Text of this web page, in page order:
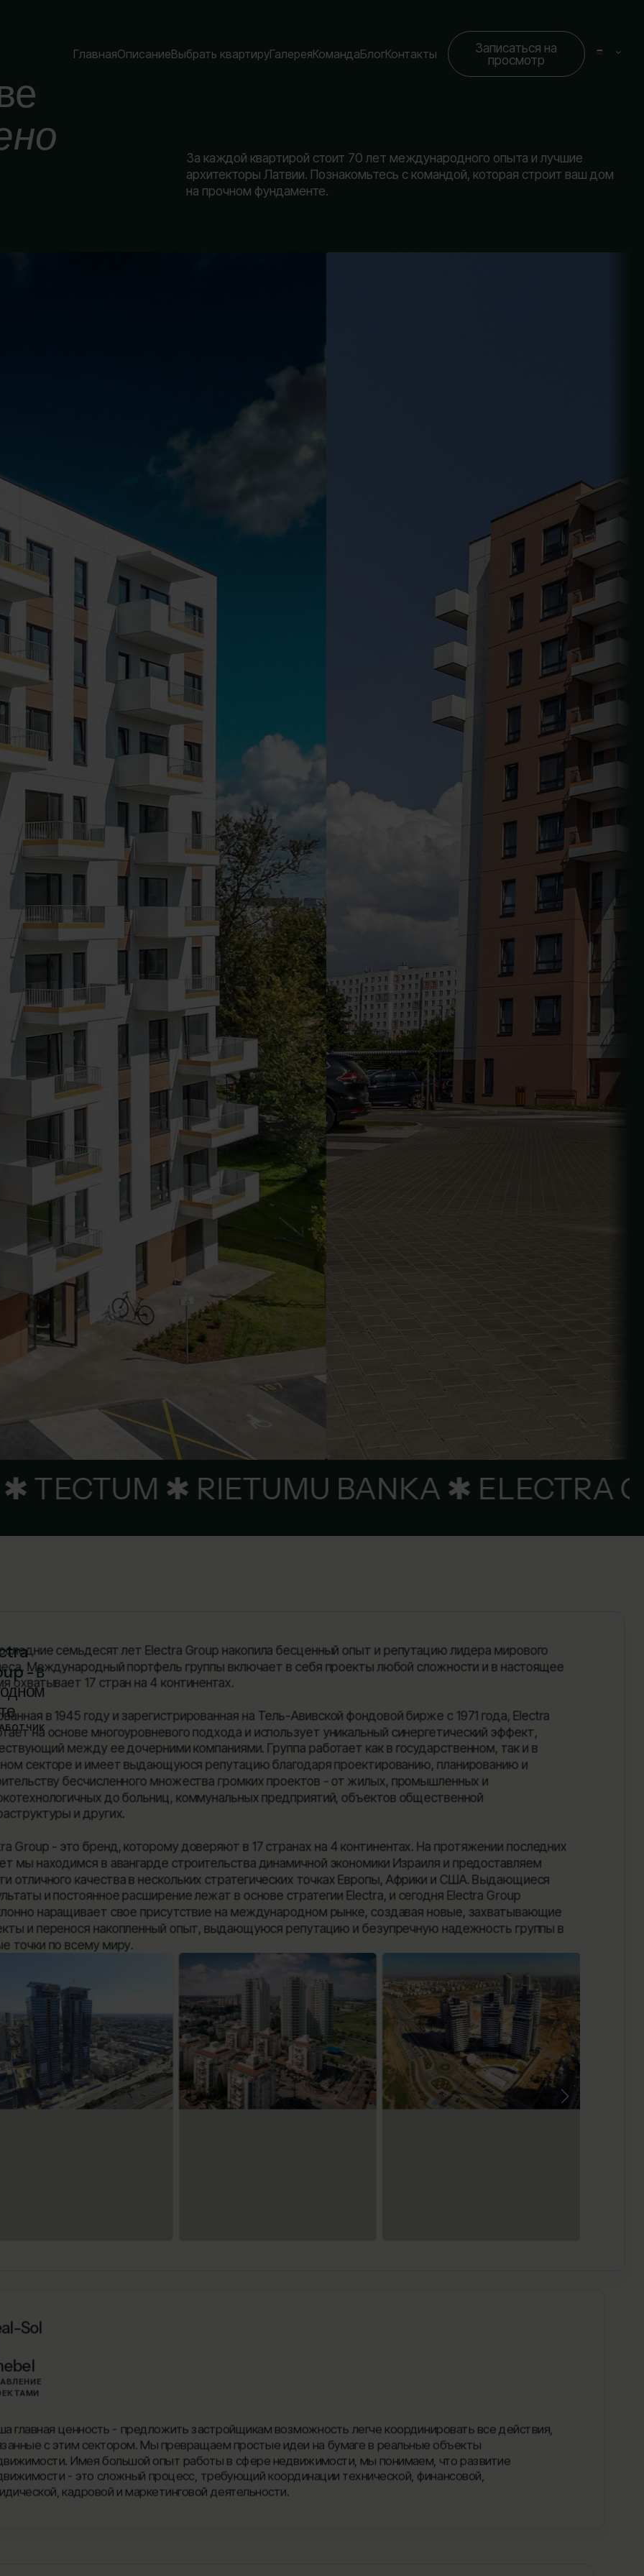
ГлавнаяОписаниеВыбрать квартируГалереяКомандаБлогКонтакты
Записаться на
просмотр
За каждой квартирой стоит 70 лет международного опыта и лучшие
архитекторы Латвии. Познакомьтесь с командой, которая строит ваш дом
на прочном фундаменте.
✱ MONUM ✱ TECTUM ✱ RIETUMU
- в
семьдесят лет Electra Group накопила бесценный опыт и репутацию лидера мирового
Международный портфель группы включает в себя проекты любой сложности и в настоящее
охватывает 17 стран на 4 континентах.
в 1945 году и зарегистрированная на Тель-Авивской фондовой бирже с 1971 года, Electra
на основе многоуровневого подхода и использует уникальный синергетический эффект,
между ее дочерними компаниями. Группа работает как в государственном, так и в
секторе и имеет выдающуюся репутацию благодаря проектированию, планированию и
бесчисленного множества громких проектов - от жилых, промышленных и
до больниц, коммунальных предприятий, объектов общественной
и других.
Group - это бренд, которому доверяют в 17 странах на 4 континентах. На протяжении последних
мы находимся в авангарде строительства динамичной экономики Израиля и предоставляем
отличного качества в нескольких стратегических точках Европы, Африки и США. Выдающиеся
и постоянное расширение лежат в основе стратегии Electra, и сегодня Electra Group
наращивает свое присутствие на международном рынке, создавая новые, захватывающие
и перенося накопленный опыт, выдающуюся репутацию и безупречную надежность группы в
точки по всему миру.
Sol
главная ценность - предложить застройщикам возможность легче координировать все действия,
с этим сектором. Мы превращаем простые идеи на бумаге в реальные объекты
Имея большой опыт работы в сфере недвижимости, мы понимаем, что развитие
- это сложный процесс, требующий координации технической, финансовой,
кадровой и маркетинговой деятельности.